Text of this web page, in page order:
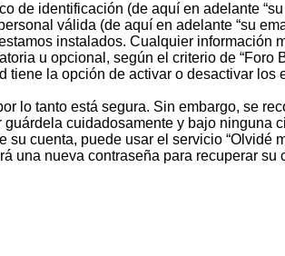
de identificación (de aquí en adelante
válida (de aquí en adelante “su
instalados. Cualquier
u opcional, según el criterio de
tiene la opción de activar o desactivar
lo tanto está segura. Sin embargo, se
cuidadosamente y bajo
cuenta, puede usar el servicio
una nueva contraseña para recuperar su